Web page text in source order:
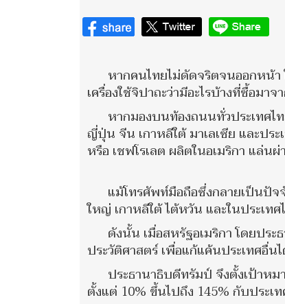
หากคนไทยไม่ดัดจริตจนออกหน้า
เครื่องใช้จิปาถะว่ามีอะไรบ้างที่ซื้อมาจ
หากมองบนท้องถนนทั่วประเทศไ
ญี่ปุ่น จีน เกาหลีใต้ มาเลเซีย และปร
หรือ เชฟโรเลต ผลิตในอเมริกา แล่
แม้โทรศัพท์มือถือซึ่งกลายเป็นปั
ใหญ่ เกาหลีใต้ ไต้หวัน และในประเท
ดังนั้น เมื่อสหรัฐอเมริกา โดยปร
ประวัติศาสตร์ เพื่อแก้แค้นประเทศอื่
ประธานาธิบดีทรัมป์ จึงตั้งเป้าหม
ตั้งแต่ 10% ขึ้นไปถึง 145% กับประเ